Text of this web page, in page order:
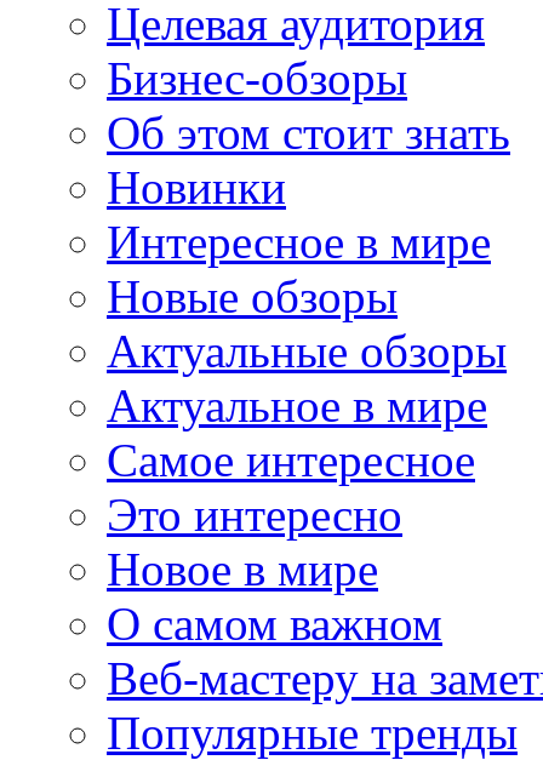
Целевая аудитория
Бизнес-обзоры
Об этом стоит знать
Новинки
Интересное в мире
Новые обзоры
Актуальные обзоры
Актуальное в мире
Самое интересное
Это интересно
Новое в мире
О самом важном
Веб-мастеру на
Популярные тренды